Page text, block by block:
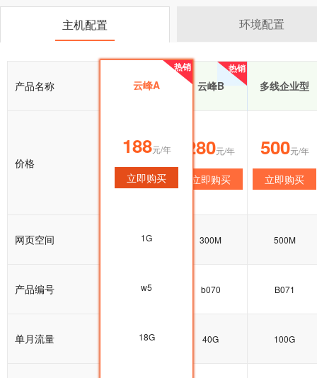
主机配置 环境配置
产品名称
热销
云峰A
热销
云峰B 多线企业型
价格
188元/年
立即购买
280元/年
立即购买
500元/年
立即购买
网页空间 1G 300M 500M
产品编号 w5 b070 B071
单月流量 25G 40G 100G
热销
云峰A
188元/年
立即购买
1G
w5
18G